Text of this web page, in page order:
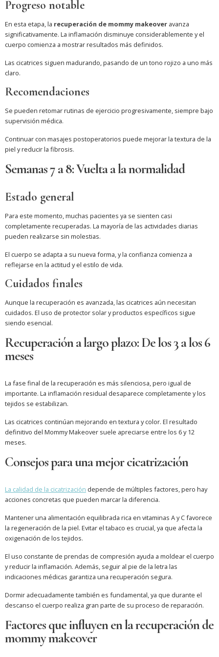
Progreso notable
En esta etapa, la recuperación de mommy makeover avanza
significativamente. La inflamación disminuye considerablemente y el
cuerpo comienza a mostrar resultados más definidos.
Las cicatrices siguen madurando, pasando de un tono rojizo a uno más
claro.
Recomendaciones
Se pueden retomar rutinas de ejercicio progresivamente, siempre bajo
supervisión médica.
Continuar con masajes postoperatorios puede mejorar la textura de la
piel y reducir la fibrosis.
Semanas 7 a 8: Vuelta a la normalidad
Estado general
Para este momento, muchas pacientes ya se sienten casi
completamente recuperadas. La mayoría de las actividades diarias
pueden realizarse sin molestias.
El cuerpo se adapta a su nueva forma, y la confianza comienza a
reflejarse en la actitud y el estilo de vida.
Cuidados finales
Aunque la recuperación es avanzada, las cicatrices aún necesitan
cuidados. El uso de protector solar y productos específicos sigue
siendo esencial.
Recuperación a largo plazo: De los 3 a los 6
meses
La fase final de la recuperación es más silenciosa, pero igual de
importante. La inflamación residual desaparece completamente y los
tejidos se estabilizan.
Las cicatrices continúan mejorando en textura y color. El resultado
definitivo del Mommy Makeover suele apreciarse entre los 6 y 12
meses.
Consejos para una mejor cicatrización
La calidad de la cicatrización depende de múltiples factores, pero hay
acciones concretas que pueden marcar la diferencia.
Mantener una alimentación equilibrada rica en vitaminas A y C favorece
la regeneración de la piel. Evitar el tabaco es crucial, ya que afecta la
oxigenación de los tejidos.
El uso constante de prendas de compresión ayuda a moldear el cuerpo
y reducir la inflamación. Además, seguir al pie de la letra las
indicaciones médicas garantiza una recuperación segura.
Dormir adecuadamente también es fundamental, ya que durante el
descanso el cuerpo realiza gran parte de su proceso de reparación.
Factores que influyen en la recuperación de
mommy makeover